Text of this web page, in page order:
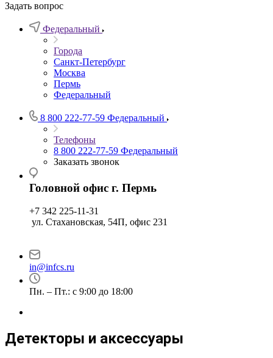
Задать вопрос
Федеральный
Города
Санкт-Петербург
Москва
Пермь
Федеральный
8 800 222-77-59 Федеральный
Телефоны
8 800 222-77-59 Федеральный
Заказать звонок
Головной офис г. Пермь
+7 342 225-11-31
ул. Стахановская, 54П, офис 231
in@infcs.ru
Пн. – Пт.: с 9:00 до 18:00
Детекторы и аксессуары